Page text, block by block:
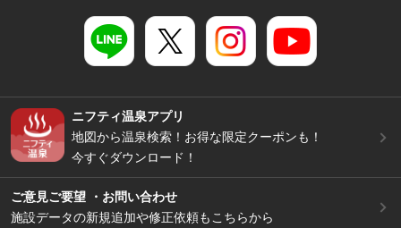
ニフティ温泉アプリ
地図から温泉検索！お得な限定クーポンも！
今すぐダウンロード！
ご意見ご要望 ・お問い合わせ
施設データの新規追加や修正依頼もこちらから